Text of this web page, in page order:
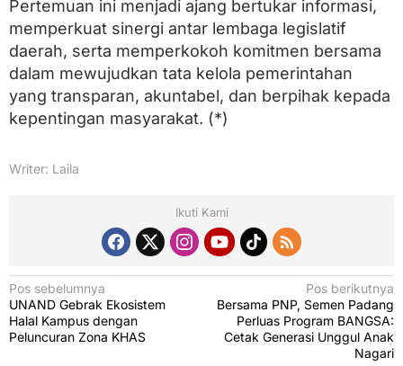
w
a
a
n
L
4
Pertemuan ini menjadi ajang bertukar informasi,
memperkuat sinergi antar lembaga legislatif
daerah, serta memperkokoh komitmen bersama
dalam mewujudkan tata kelola pemerintahan
yang transparan, akuntabel, dan berpihak kepada
kepentingan masyarakat. (*)
Writer: Laila
Ikuti Kami
N
a
v
Pos sebelumnya
UNAND Gebrak Ekosistem
Halal Kampus dengan
Peluncuran Zona KHAS
Pos berikutnya
Bersama PNP, Semen Padang
Perluas Program BANGSA:
Cetak Generasi Unggul Anak
Nagari